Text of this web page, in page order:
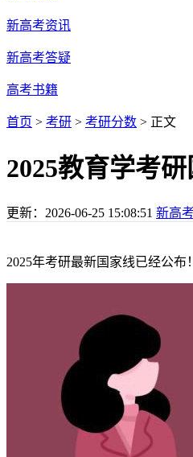
新高考资讯
新高考答疑
高考书籍
首页 > 考研 > 考研分数 > 正文
2025教育学考
更新： 2026-06-25 15:08:51 新高
2025年考研最新国家线已经公布！